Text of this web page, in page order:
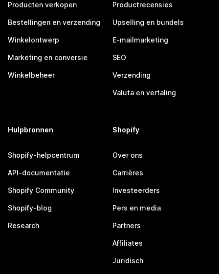
Producten verkopen
Bestellingen en verzending
Winkelontwerp
Marketing en conversie
Winkelbeheer
Productrecensies
Upselling en bundels
E-mailmarketing
SEO
Verzending
Valuta en vertaling
Hulpbronnen
Shopify-helpcentrum
API-documentatie
Shopify Community
Shopify-blog
Research
Shopify
Over ons
Carrières
Investeerders
Pers en media
Partners
Affiliates
Juridisch